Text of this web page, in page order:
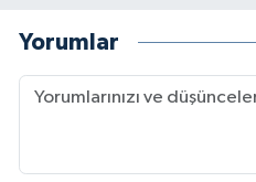
Yorumlar